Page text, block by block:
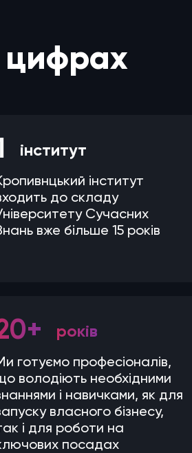
цифрах
інститут
інститут
до складу
Сучасних
вже більше 15 років
років
готуємо професіоналів,
володіють необхідними
і навичками, як для
власного бізнесу,
і для роботи на
посадах